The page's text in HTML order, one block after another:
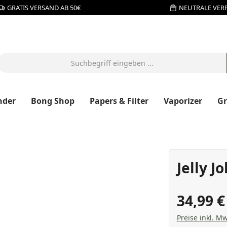
GRATIS VERSAND AB 50€ NEUTRALE
Bong Shop Papers & Filter Vaporizer
Jelly
34,99 €
Preise inkl.